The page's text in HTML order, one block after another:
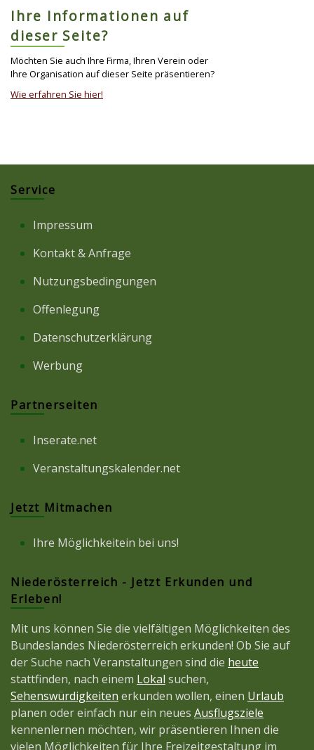
Ihre Informationen auf
dieser Seite?
Möchten Sie auch Ihre Firma, Ihren Verein oder
Ihre Organisation auf dieser Seite präsentieren?
Wie erfahren Sie hier!
Service
Impressum
Kontakt & Anfrage
Nutzungsbedingungen
Offenlegung
Datenschutzerklärung
Werbung
Partnerseiten
Inserate.net
Veranstaltungskalender.net
Jetzt Mitmachen
Ihre Möglichkeitein bei uns!
Niederösterreich - Jetzt Erkunden und
Erleben!
Mit uns können Sie die vielfältigen Möglichkeiten des
Bundeslandes Niederösterreich erkunden! Ob Sie auf
der Suche nach Veranstaltungen sind die heute
stattfinden, nach einem Lokal suchen,
Sehenswürdigkeiten erkunden wollen, einen Urlaub
planen oder einfach nur ein neues Ausflugsziele
kennenlernen möchten, wir präsentieren Ihnen die
vielen Möglichkeiten für Ihre Freizeitgestaltung im